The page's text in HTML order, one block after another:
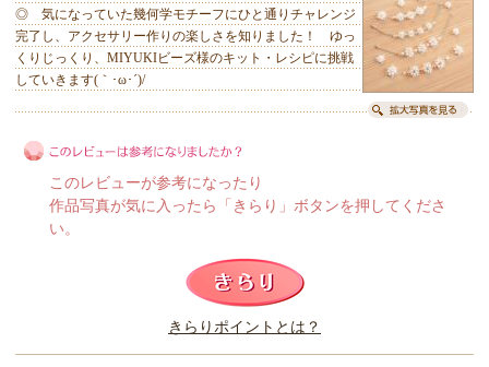
◎ 気になっていた幾何学モチーフにひと通りチャレンジ
完了し、アクセサリー作りの楽しさを知りました！ ゆっ
くりじっくり、MIYUKIビーズ様のキット・レシピに挑戦
していきます(｀･ω･´)/
このレビューは参考になりましたか？
このレビューが参考になったり
作品写真が気に入ったら「きらり」ボタンを押してくださ
い。
きらりポイントとは？